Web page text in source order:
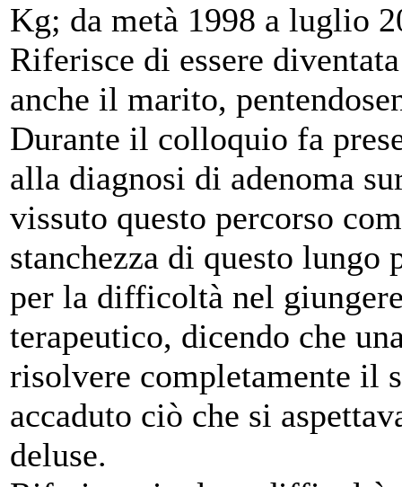
Kg; da metà 1998 a luglio
Riferisce di essere
anche il marito,
Durante il colloquio fa
alla diagnosi di adenoma
vissuto questo percorso
stanchezza di questo lungo
per la difficoltà nel
terapeutico, dicendo che
risolvere completamente il
accaduto ciò che si
deluse.